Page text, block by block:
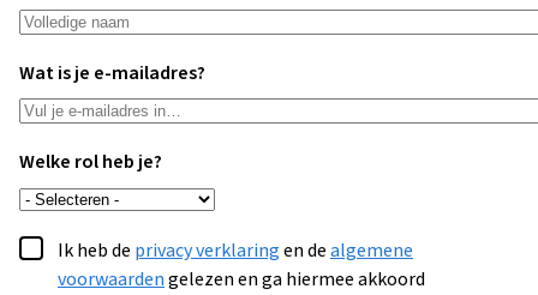
Wat is je e-mailadres?
Welke rol heb je?
Ik heb de privacy verklaringen dealgemene
voorwaardengelezen en ga hiermee akkoord